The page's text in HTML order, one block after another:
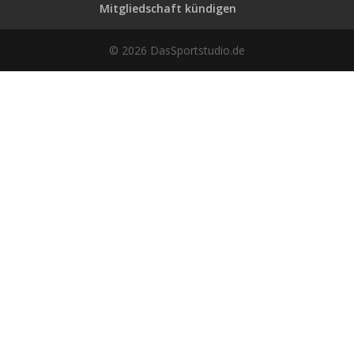
Mitgliedschaft kündigen
© 2026 DasSportstudio.de